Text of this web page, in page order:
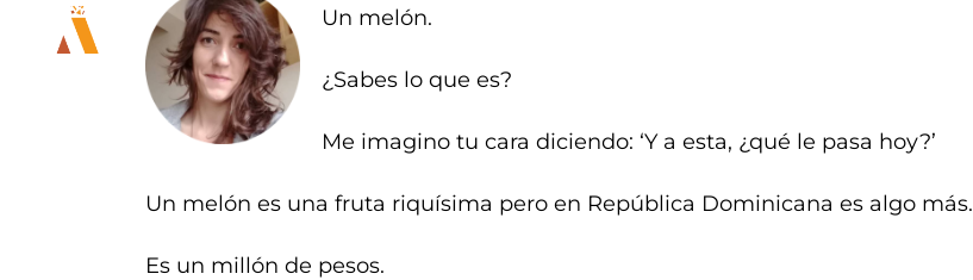
Un melón.
¿Sabes lo que es?
Me imagino tu cara diciendo: ‘Y a esta, ¿qué le pasa hoy?’
Un melón es una fruta riquísima pero en República Dominicana es algo más.
Es un millón de pesos.